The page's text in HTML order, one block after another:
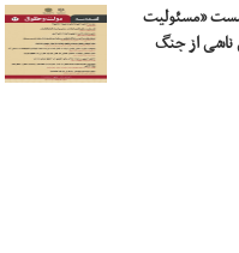
«مسئولیت
ناشی از جنگ